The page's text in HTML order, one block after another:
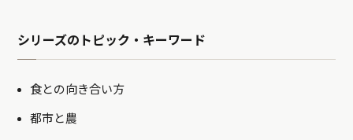
シリーズのトピック・キーワード
食との向き合い方
都市と農